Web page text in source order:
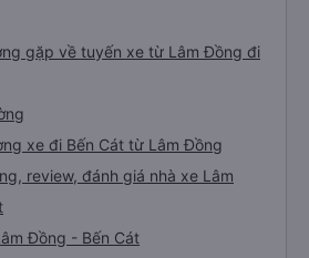
gặp về tuyến xe từ Lâm Đồng đi
xe đi Bến Cát từ Lâm Đồng
review, đánh giá nhà xe Lâm
Đồng - Bến Cát